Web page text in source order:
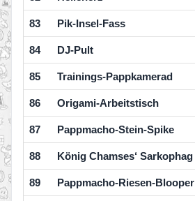
83 Pik-Insel-Fass
84 DJ-Pult
85 Trainings-Pappkamerad
86 Origami-Arbeitstisch
87 Pappmacho-Stein-Spike
88 König Chamses‘ Sarkophag
89 Pappmacho-Riesen-Blooper